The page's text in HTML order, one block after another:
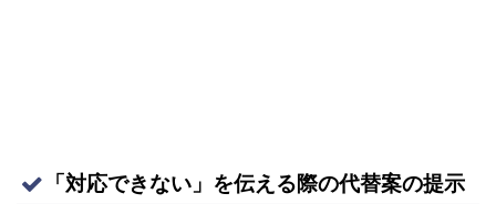
「対応できない」を伝える際の代替案の提示